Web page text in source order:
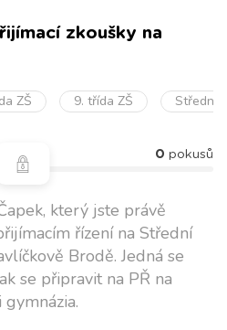
zkoušky na
ZŠ 9. třída ZŠ Střední
0 pokusů
který jste právě
řízení na Střední
Brodě. Jedná se
se připravit na PŘ na